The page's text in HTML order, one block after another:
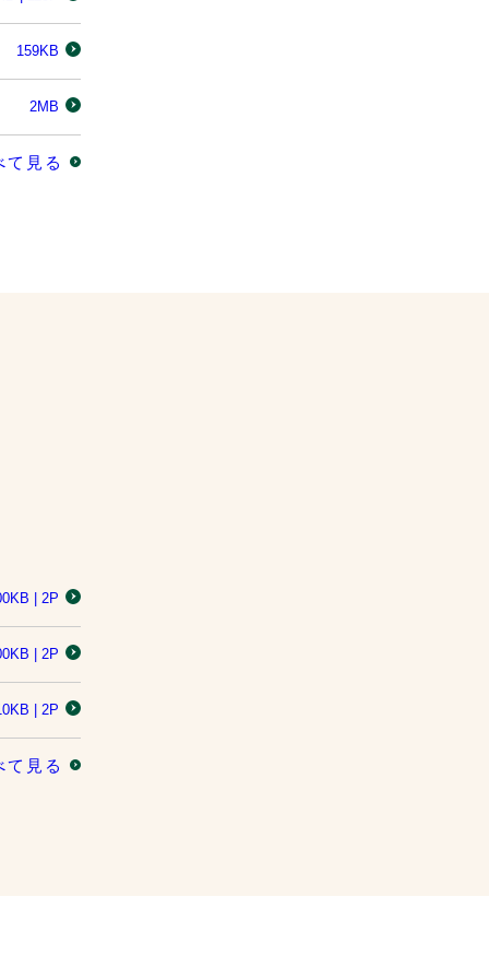
159KB
2MB
て見る
| 2P
| 2P
| 2P
て見る